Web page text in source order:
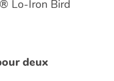
Lo-Iron Bird
deux